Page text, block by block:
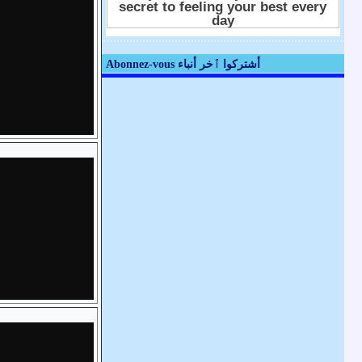
Abonnez-vous أشتركوا ٱخر أنباء